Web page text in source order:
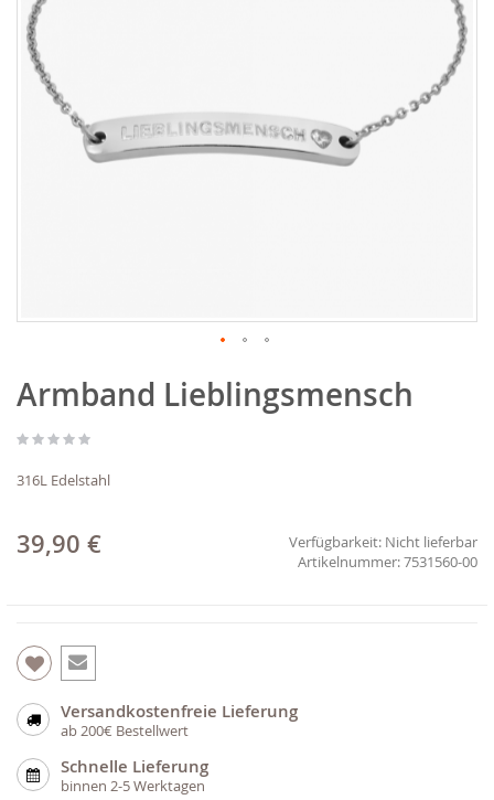
Anfang
der
springen
Armband Lieblingsmensch
316L Edelstahl
39,90 € Verfügbarkeit: Nicht lieferbar
7531560-00
Versandkostenfreie Lieferung
ab 200€ Bestellwert
Schnelle Lieferung
binnen 2-5 Werktagen